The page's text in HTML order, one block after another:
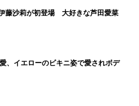
伊藤沙莉が初登場 大好きな芦田愛菜
、イエローのビキニ姿で愛されボデ